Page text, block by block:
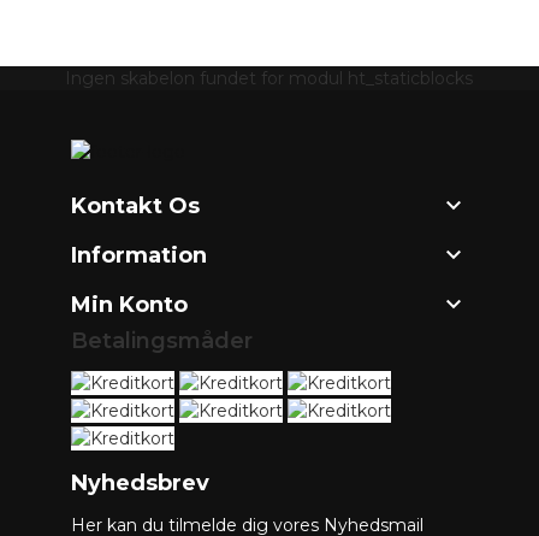
Ingen skabelon fundet for modul ht_staticblocks
Kontakt Os 
Information 
Min Konto 
Betalingsmåder
Nyhedsbrev
Her kan du tilmelde dig vores Nyhedsmail